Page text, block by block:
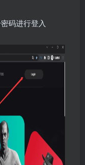
码进行登入